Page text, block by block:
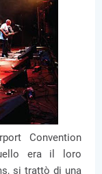
Convention
era il loro
si trattò di una